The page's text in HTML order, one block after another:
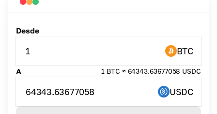
Desde
1 BTC
A 1 BTC ≈ 64343.63677058 USDC
64343.63677058 USDC